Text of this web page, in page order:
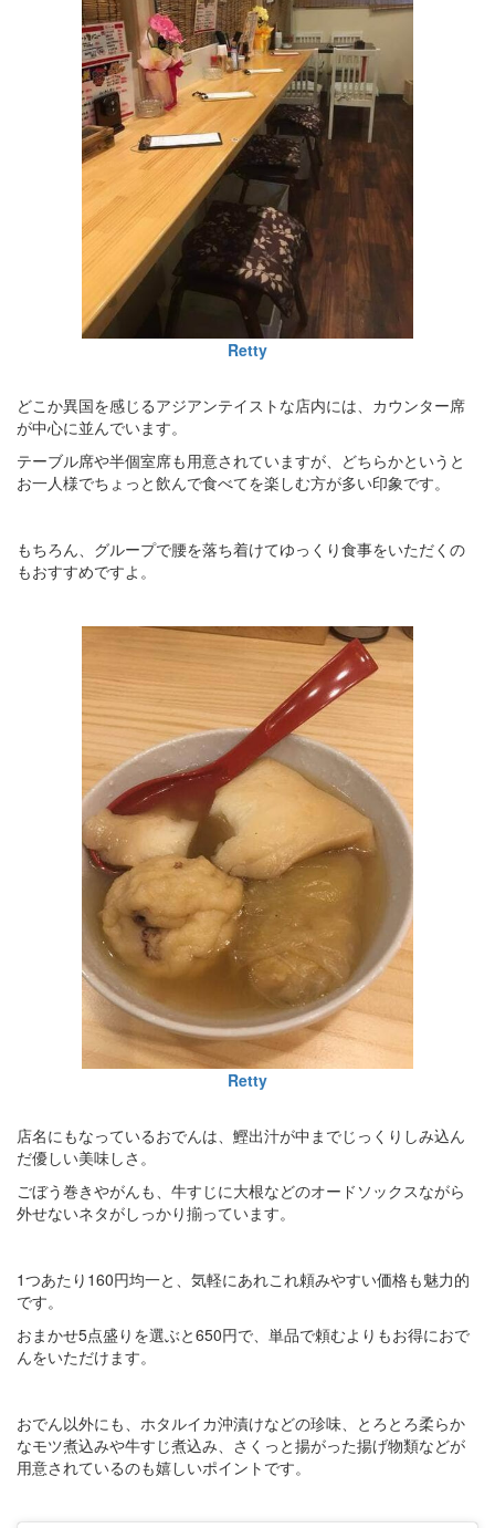
Retty
どこか異国を感じるアジアンテイストな店内には、カウンター席
が中心に並んでいます。
テーブル席や半個室席も用意されていますが、どちらかというと
お一人様でちょっと飲んで食べてを楽しむ方が多い印象です。
もちろん、グループで腰を落ち着けてゆっくり食事をいただくの
もおすすめですよ。
Retty
店名にもなっているおでんは、鰹出汁が中までじっくりしみ込ん
だ優しい美味しさ。
ごぼう巻きやがんも、牛すじに大根などのオードソックスながら
外せないネタがしっかり揃っています。
1つあたり160円均一と、気軽にあれこれ頼みやすい価格も魅力的
です。
おまかせ5点盛りを選ぶと650円で、単品で頼むよりもお得におで
んをいただけます。
おでん以外にも、ホタルイカ沖漬けなどの珍味、とろとろ柔らか
なモツ煮込みや牛すじ煮込み、さくっと揚がった揚げ物類などが
用意されているのも嬉しいポイントです。